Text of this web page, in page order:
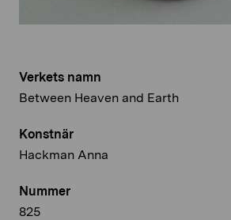
Verkets namn
Between Heaven and Earth
Konstnär
Hackman Anna
Nummer
825